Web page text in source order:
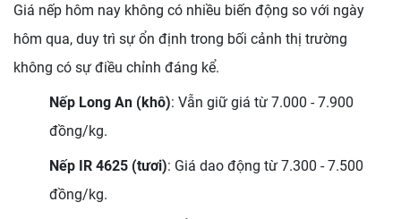
Giá nếp hôm nay không có nhiều biến động so với ngày
hôm qua, duy trì sự ổn định trong bối cảnh thị trường
không có sự điều chỉnh đáng kể.
Nếp Long An (khô): Vẫn giữ giá từ 7.000 - 7.900
đồng/kg.
Nếp IR 4625 (tươi): Giá dao động từ 7.300 - 7.500
đồng/kg.